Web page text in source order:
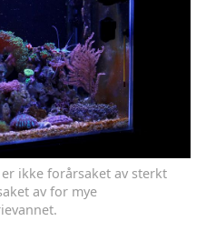
ikke forårsaket av sterkt
av for mye